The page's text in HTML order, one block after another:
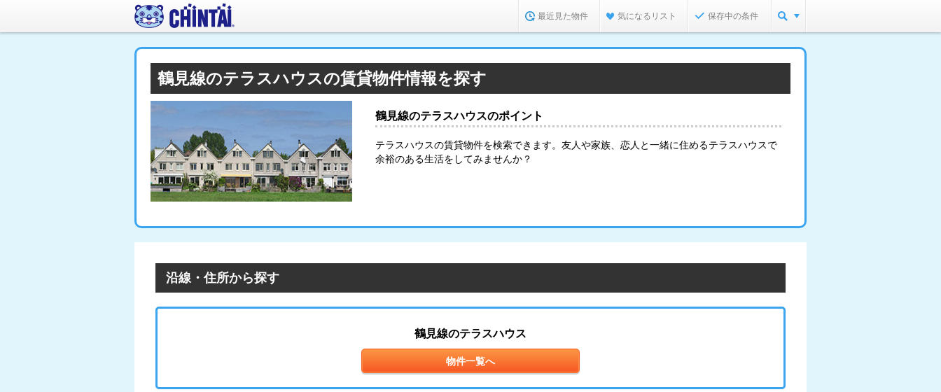
最近見た物件 気になるリスト 保存中の条件
鶴見線のテラスハウスの賃貸物件情報を探す
鶴見線のテラスハウスのポイント
テラスハウスの賃貸物件を検索できます。友人や家族、恋人と一緒に住めるテラスハウスで
余裕のある生活をしてみませんか？
沿線・住所から探す
鶴見線のテラスハウス
物件一覧へ